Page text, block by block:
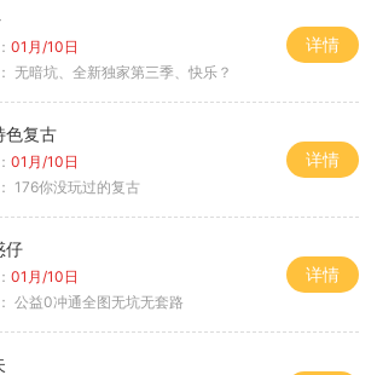
01月/10日
无暗坑、全新独家第三季、快乐？
详情
色复古
01月/10日
176你没玩过的复古
详情
仔
01月/10日
公益0冲通全图无坑无套路
详情